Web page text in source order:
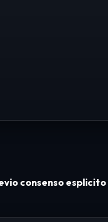
consenso esplicito